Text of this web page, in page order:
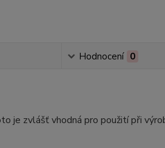
Hodnocení 0
je zvlášť vhodná pro použití při